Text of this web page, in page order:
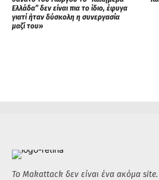
Ελλάδα” δεν είναι πια το ίδιο, έφυγα
γιατί ήταν δύσκολη η συνεργασία
μαζί του»
Το Makattack δεν είναι ένα ακόμα